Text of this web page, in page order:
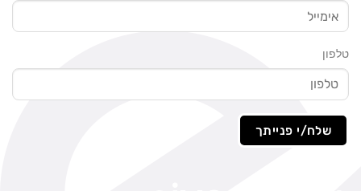
טלפון
שלח/י פנייתך